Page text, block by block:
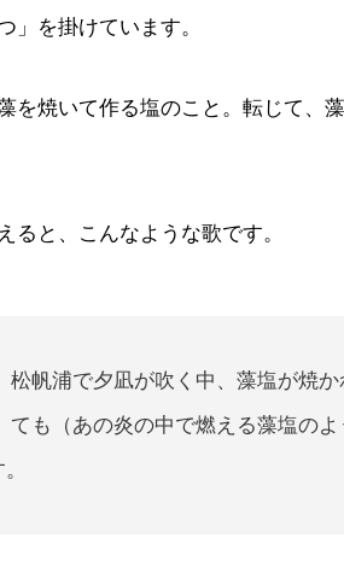
」を掛けています。
を焼いて作る塩のこと。転じて、
ると、こんなような歌です。
松帆浦で夕凪が吹く中、藻塩が焼
ても（あの炎の中で燃える藻塩の